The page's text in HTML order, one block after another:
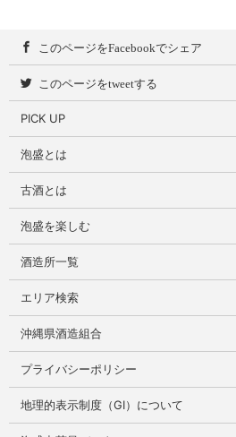
このページをFacebookでシェア
このページをtweetする
PICK UP
泡盛とは
古酒とは
泡盛を楽しむ
酒造所一覧
エリア検索
沖縄県酒造組合
プライバシーポリシー
地理的表示制度（GI）について